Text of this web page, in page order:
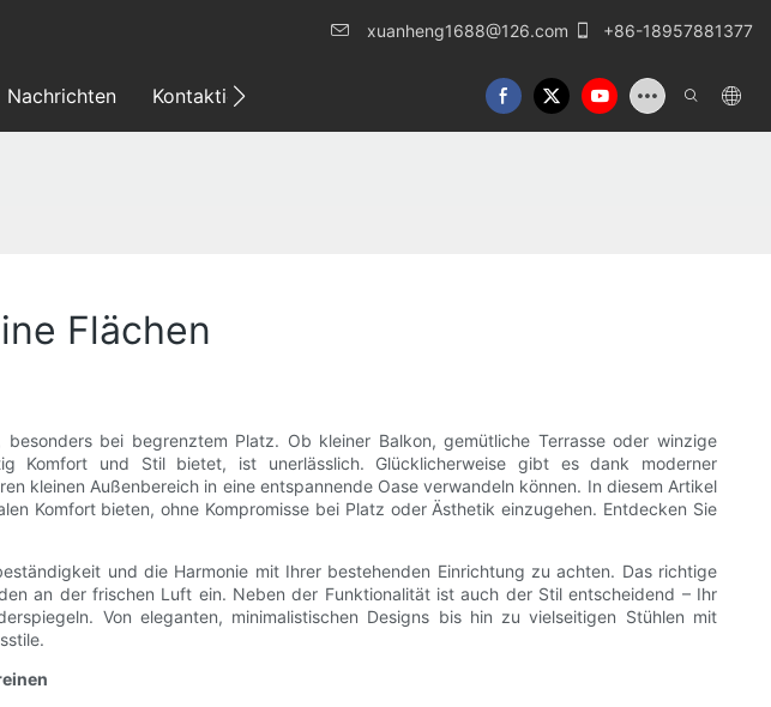
xuanheng1688@126.com +86-18957881377
Nachrichten Kontaktieren Sie uns
Flächen
bei begrenztem Platz. Ob kleiner Balkon, gemütliche Terrasse oder winzige
und Stil bietet, ist unerlässlich. Glücklicherweise gibt es dank moderner
kleinen Außenbereich in eine entspannende Oase verwandeln können. In diesem Artikel
Komfort bieten, ohne Kompromisse bei Platz oder Ästhetik einzugehen. Entdecken Sie
und die Harmonie mit Ihrer bestehenden Einrichtung zu achten. Das richtige
an der frischen Luft ein. Neben der Funktionalität ist auch der Stil entscheidend – Ihr
Von eleganten, minimalistischen Designs bis hin zu vielseitigen Stühlen mit